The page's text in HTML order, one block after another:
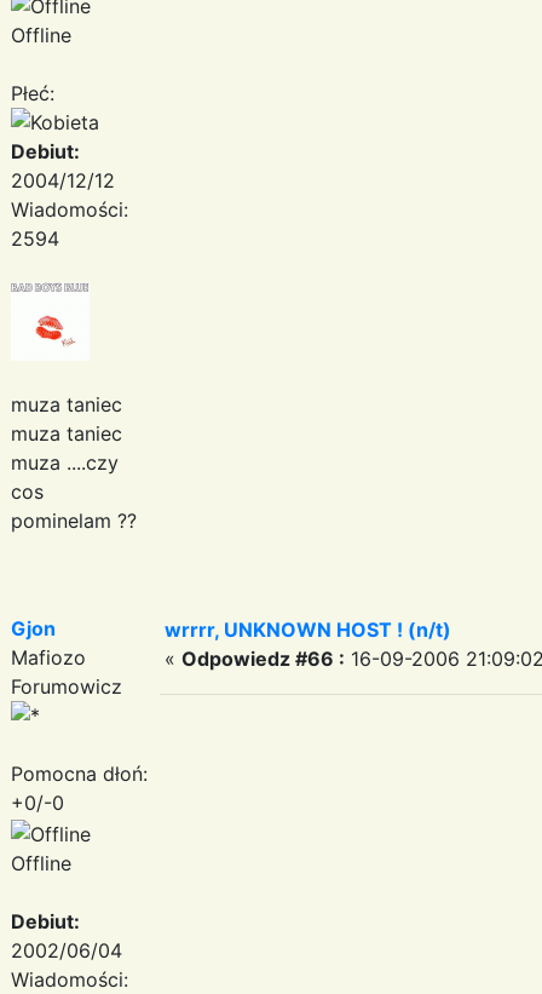
Offline
Płeć:
Debiut:
2004/12/12
Wiadomości:
2594
muza taniec
muza taniec
muza ....czy
cos
pominelam ??
Gjon
Mafiozo
Forumowicz
Pomocna dłoń:
+0/-0
Offline
Debiut:
2002/06/04
Wiadomości:
wrrrr, UNKNOWN HOST ! (n/t)
« Odpowiedz #66 : 16-09-2006